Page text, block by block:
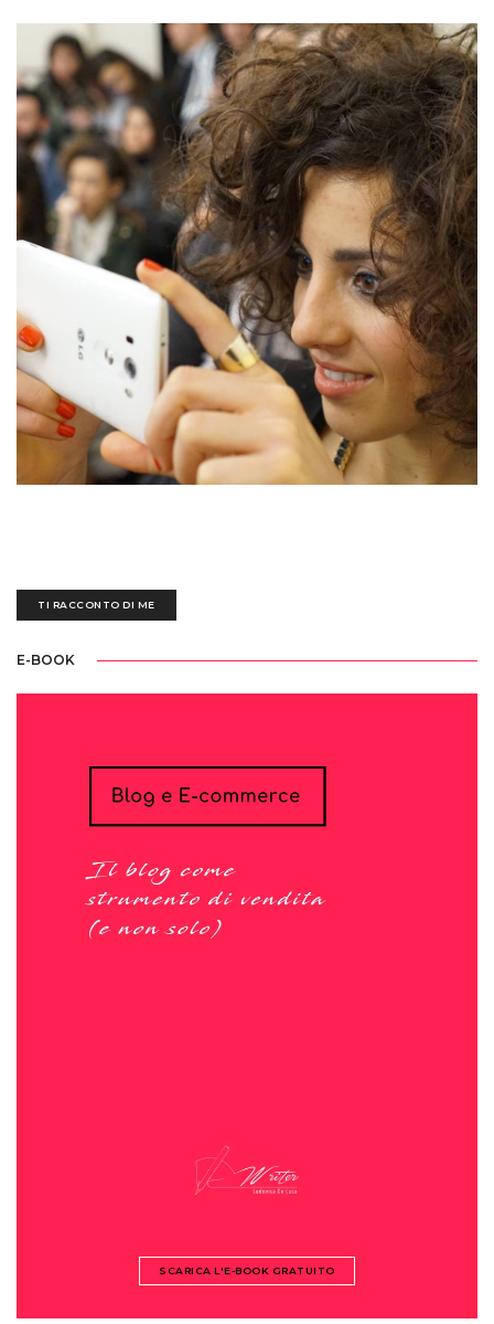
TI RACCONTO DI ME
E-BOOK
SCARICA L'E-BOOK GRATUITO